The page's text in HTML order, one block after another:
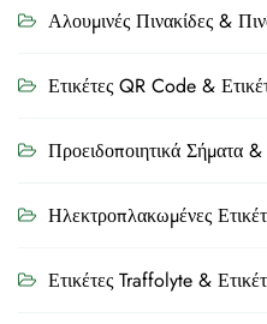
Αλουμινές Πινακίδες &
Ετικέτες QR Code &
Προειδοποιητικά Σήματα
Ηλεκτροπλακωμένες
Ετικέτες Traffolyte &